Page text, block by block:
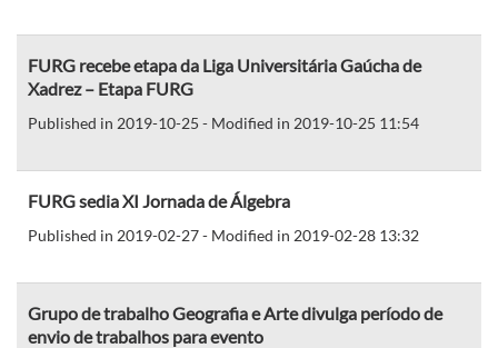
FURG recebe etapa da Liga Universitária Gaúcha de
Xadrez – Etapa FURG
Published in 2019-10-25 - Modified in 2019-10-25 11:54
FURG sedia XI Jornada de Álgebra
Published in 2019-02-27 - Modified in 2019-02-28 13:32
Grupo de trabalho Geografia e Arte divulga período de
envio de trabalhos para evento